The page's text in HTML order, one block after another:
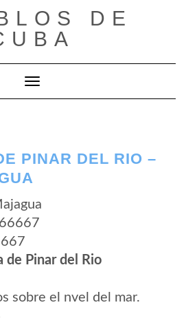
DE
Cambiar modo de navegación
PINAR DEL RIO –
de Pinar del Rio
sobre el nvel del mar.